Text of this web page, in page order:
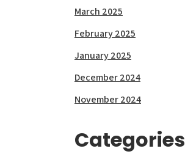
March 2025
February 2025
January 2025
December 2024
November 2024
Categories